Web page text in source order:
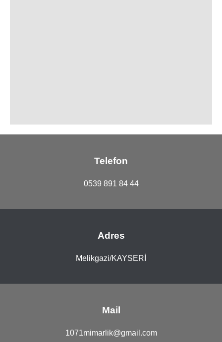
Telefon
0539 891 84 44
Adres
Melikgazi/KAYSERİ
Mail
1071mimarlik@gmail.com